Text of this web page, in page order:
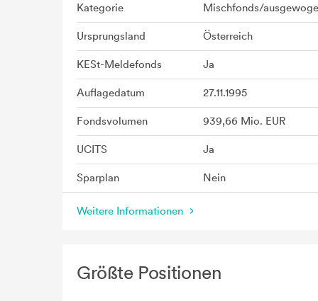
Kategorie Mischfonds/
Ursprungsland Österreich
KESt-Meldefonds Ja
Auflagedatum 27.11.1995
Fondsvolumen 939,66 Mio. EUR
UCITS Ja
Sparplan Nein
Weitere Informationen
Größte Positionen